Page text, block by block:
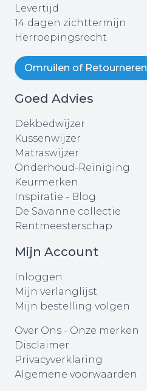
Levertijd
14 dagen zichttermijn
Herroepingsrecht
Omruilen of Retourneren
Goed Advies
Dekbedwijzer
Kussenwijzer
Matraswijzer
Onderhoud-Reiniging
Keurmerken
Inspiratie - Blog
De Savanne collectie
Rentmeesterschap
Mijn Account
Inloggen
Mijn verlanglijst
Mijn bestelling volgen
Over Ons - Onze merken
Disclaimer
Privacyverklaring
Algemene voorwaarden